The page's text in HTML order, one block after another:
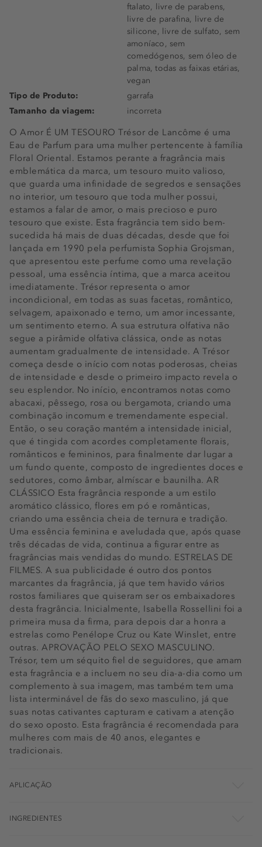
O Amor É UM TESOURO Trésor de Lancôme é uma
Eau de Parfum para uma mulher pertencente à família
Floral Oriental. Estamos perante a fragrância mais
emblemática da marca, um tesouro muito valioso,
que guarda uma infinidade de segredos e sensações
no interior, um tesouro que toda mulher possui,
estamos a falar de amor, o mais precioso e puro
tesouro que existe. Esta fragrância tem sido bem-
sucedida há mais de duas décadas, desde que foi
lançada em 1990 pela perfumista Sophia Grojsman,
que apresentou este perfume como uma revelação
pessoal, uma essência íntima, que a marca aceitou
imediatamente. Trésor representa o amor
incondicional, em todas as suas facetas, romântico,
selvagem, apaixonado e terno, um amor incessante,
um sentimento eterno. A sua estrutura olfativa não
segue a pirâmide olfativa clássica, onde as notas
aumentam gradualmente de intensidade. A Trésor
começa desde o início com notas poderosas, cheias
de intensidade e desde o primeiro impacto revela o
seu esplendor. No início, encontramos notas como
abacaxi, pêssego, rosa ou bergamota, criando uma
combinação incomum e tremendamente especial.
Então, o seu coração mantém a intensidade inicial,
que é tingida com acordes completamente florais,
românticos e femininos, para finalmente dar lugar a
um fundo quente, composto de ingredientes doces e
sedutores, como âmbar, almíscar e baunilha. AR
CLÁSSICO Esta fragrância responde a um estilo
aromático clássico, flores em pó e românticas,
criando uma essência cheia de ternura e tradição.
Uma essência feminina e aveludada que, após quase
três décadas de vida, continua a figurar entre as
fragrâncias mais vendidas do mundo. ESTRELAS DE
FILMES. A sua publicidade é outro dos pontos
marcantes da fragrância, já que tem havido vários
rostos familiares que quiseram ser os embaixadores
desta fragrância. Inicialmente, Isabella Rossellini foi a
primeira musa da firma, para depois dar a honra a
estrelas como Penélope Cruz ou Kate Winslet, entre
outras. APROVAÇÃO PELO SEXO MASCULINO.
Trésor, tem um séquito fiel de seguidores, que amam
esta fragrância e a incluem no seu dia-a-dia como um
complemento à sua imagem, mas também tem uma
lista interminável de fãs do sexo masculino, já que
suas notas cativantes capturam e cativam a atenção
do sexo oposto. Esta fragrância é recomendada para
mulheres com mais de 40 anos, elegantes e
tradicionais.
ftalato, livre de parabens,
livre de parafina, livre de
silicone, livre de sulfato, sem
amoníaco, sem
comedógenos, sem óleo de
palma, todas as faixas etárias,
vegan
Tipo de Produto:
garrafa
Tamanho da viagem:
incorreta
APLICAÇÃO
INGREDIENTES